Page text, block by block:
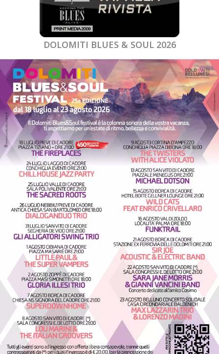
DOLOMITI BLUES & SOUL 2026